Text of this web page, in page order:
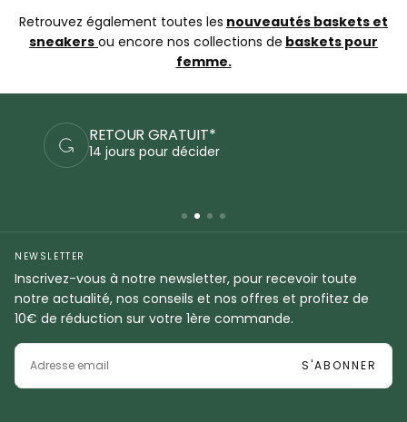
Retrouvez également toutes les nouveautés baskets et
sneakers ou encore nos collections de baskets pour
femme.
PAIEMENTS SÉCURISÉS
Commandez en sécurité
NEWSLETTER
Inscrivez-vous à notre newsletter, pour recevoir toute
notre actualité, nos conseils et nos offres et profitez de
10€ de réduction sur votre 1ère commande.
EMAIL
S'ABONNER